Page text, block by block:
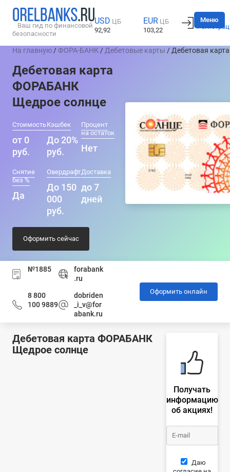
Ваш гид по финансовой
безопасности
USD ЦБ
92,92
EUR ЦБ
103,22
Вход
Меню
На главную /ФОРА-БАНК / Дебетовые карты / Дебетовая
Дебетовая карта
ФОРАБАНК
Щедрое солнце
Стоимость
от 0
руб.
Кэшбек
До 20%
руб.
Процент
на остаток
Нет
Снятие
без %
Да
Овердрафт
До 150
000
руб.
Доставка
до 7
дней
Оформить сейчас
№1885
forabank
.ru
8 800
100 9889
dobriden
_i_v@for
abank.ru
Оформить онлайн
Дебетовая карта ФОРАБАНК
Щедрое солнце
Получать
информацию
об акциях!
Даю